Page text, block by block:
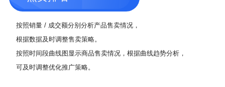
按照销量 / 成交额分别分析产品售卖情况，
根据数据及时调整售卖策略。
按照时间段曲线图显示商品售卖情况，根据曲线趋势分析，
可及时调整优化推广策略。